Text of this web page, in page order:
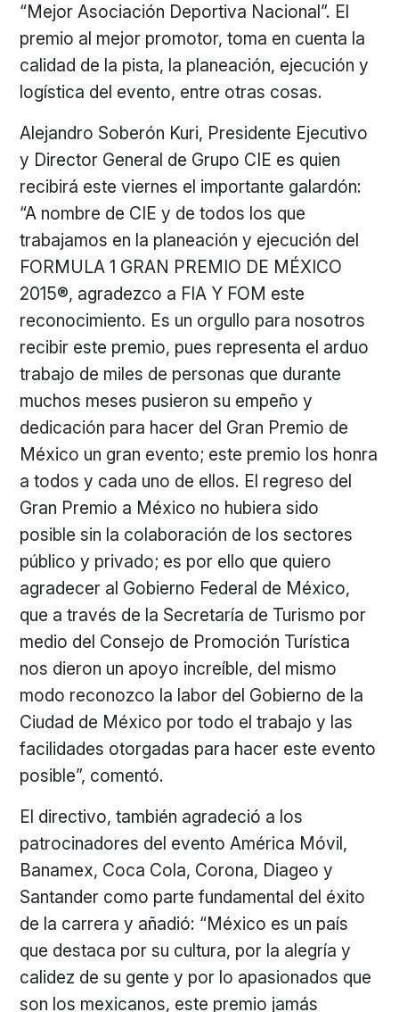
“Mejor Asociación Deportiva Nacional”. El
premio al mejor promotor, toma en cuenta la
calidad de la pista, la planeación, ejecución y
logística del evento, entre otras cosas.
Alejandro Soberón Kuri, Presidente Ejecutivo
y Director General de Grupo CIE es quien
recibirá este viernes el importante galardón:
“A nombre de CIE y de todos los que
trabajamos en la planeación y ejecución del
FORMULA 1 GRAN PREMIO DE MÉXICO
2015®, agradezco a FIA Y FOM este
reconocimiento. Es un orgullo para nosotros
recibir este premio, pues representa el arduo
trabajo de miles de personas que durante
muchos meses pusieron su empeño y
dedicación para hacer del Gran Premio de
México un gran evento; este premio los honra
a todos y cada uno de ellos. El regreso del
Gran Premio a México no hubiera sido
posible sin la colaboración de los sectores
público y privado; es por ello que quiero
agradecer al Gobierno Federal de México,
que a través de la Secretaría de Turismo por
medio del Consejo de Promoción Turística
nos dieron un apoyo increíble, del mismo
modo reconozco la labor del Gobierno de la
Ciudad de México por todo el trabajo y las
facilidades otorgadas para hacer este evento
posible”, comentó.
El directivo, también agradeció a los
patrocinadores del evento América Móvil,
Banamex, Coca Cola, Corona, Diageo y
Santander como parte fundamental del éxito
de la carrera y añadió: “México es un país
que destaca por su cultura, por la alegría y
calidez de su gente y por lo apasionados que
son los mexicanos, este premio jamás